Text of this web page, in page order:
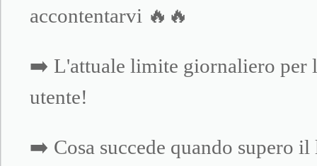
accontentarvi 🔥🔥
➡️ L'attuale limite giornaliero per
utente!
➡️ Cosa succede quando supero